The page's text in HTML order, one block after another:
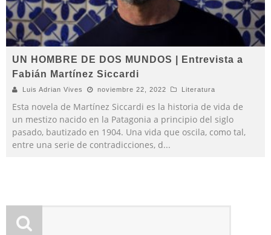
UN HOMBRE DE DOS MUNDOS | Entrevista a
Fabián Martínez Siccardi
Luis Adrian Vives noviembre 22, 2022 Literatura
Esta novela de Martínez Siccardi es la historia de vida de
un mestizo nacido en la Patagonia a principio del siglo
pasado, bautizado en 1904. Una vida que oscila, como tal,
entre una serie de contradicciones, d...